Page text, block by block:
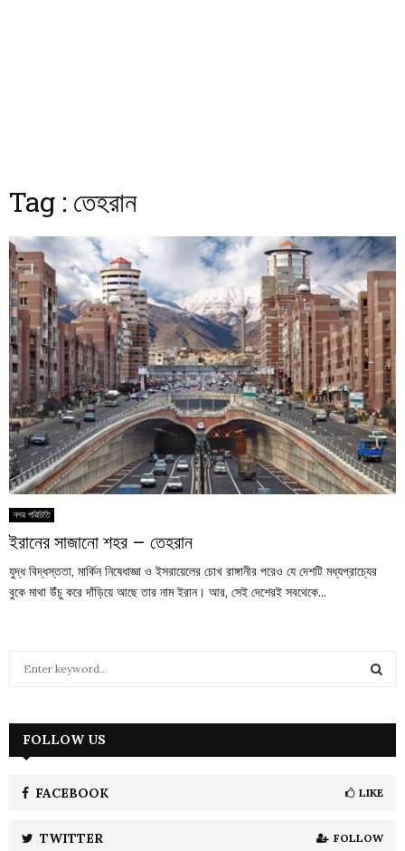
Tag : তেহরান
নগর পরিচিতি
ইরানের সাজানো শহর – তেহরান
যুদ্ধ বিদ্ধস্ততা, মার্কিন নিষেধাজ্ঞা ও ইসরায়েলের চোখ রাঙ্গানীর পরেও যে দেশটি মধ্যপ্রাচ্যের
বুকে মাথা উঁচু করে দাঁড়িয়ে আছে তার নাম ইরান। আর, সেই দেশেরই সবথেকে...
h
FOLLOW US
FACEBOOK LIKE
TWITTER FOLLOW